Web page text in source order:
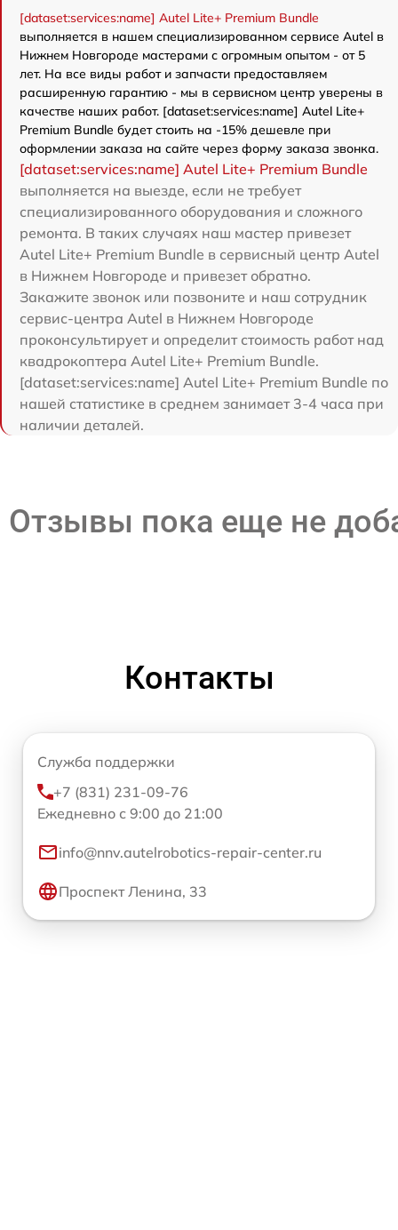
[dataset:services:name] Autel Lite+ Premium Bundle
выполняется в нашем специализированном сервисе Autel в
Нижнем Новгороде мастерами с огромным опытом - от 5
лет. На все виды работ и запчасти предоставляем
расширенную гарантию - мы в сервисном центр уверены в
качестве наших работ. [dataset:services:name] Autel Lite+
Premium Bundle будет стоить на -15% дешевле при
оформлении заказа на сайте через форму заказа звонка.
[dataset:services:name] Autel Lite+ Premium Bundle
выполняется на выезде, если не требует
специализированного оборудования и сложного
ремонта. В таких случаях наш мастер привезет
Autel Lite+ Premium Bundle в сервисный центр Autel
в Нижнем Новгороде и привезет обратно.
Закажите звонок или позвоните и наш сотрудник
сервис-центра Autel в Нижнем Новгороде
проконсультирует и определит стоимость работ над
квадрокоптера Autel Lite+ Premium Bundle.
[dataset:services:name] Autel Lite+ Premium Bundle по
нашей статистике в среднем занимает 3-4 часа при
наличии деталей.
Отзывы пока еще не
Контакты
Служба поддержки
+7 (831) 231-09-76
Ежедневно с 9:00 до 21:00
info@nnv.autelrobotics-repair-center.ru
Проспект Ленина, 33